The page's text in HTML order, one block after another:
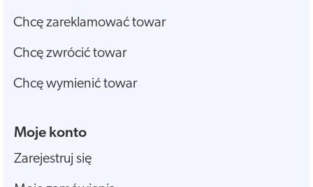
Chcę zareklamować towar
Chcę zwrócić towar
Chcę wymienić towar
Moje konto
Zarejestruj się